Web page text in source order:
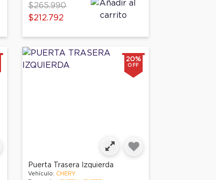
Price reduced from
$265.990to
$212.792
20%
OFF
Puerta Trasera Izquierda
Vehículo: CHERY